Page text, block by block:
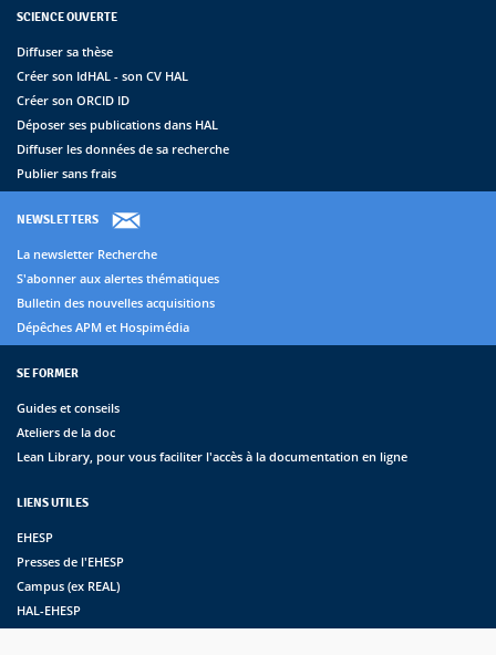
SCIENCE OUVERTE
Diffuser sa thèse
Créer son IdHAL - son CV HAL
Créer son ORCID ID
Déposer ses publications dans HAL
Diffuser les données de sa recherche
Publier sans frais
NEWSLETTERS
La newsletter Recherche
S'abonner aux alertes thématiques
Bulletin des nouvelles acquisitions
Dépêches APM et Hospimédia
SE FORMER
Guides et conseils
Ateliers de la doc
Lean Library, pour vous faciliter l'accès à la documentation en ligne
LIENS UTILES
EHESP
Presses de l'EHESP
Campus (ex REAL)
HAL-EHESP